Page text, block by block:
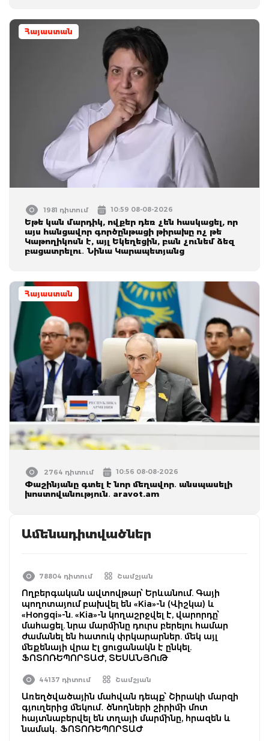
Հայաստան
1981 դիտում 10:59 08-08-2026
Եթե կան մարդիկ, ովքեր դեռ չեն հասկացել, որ
այս հանցավոր գործընթացի թիրախը ոչ թե
Կաթողիկոսն է, այլ Եկեղեցին, բան չունեմ ձեզ
բացատրելու․ Նինա Կարապետյանց
Հայաստան
2764 դիտում 10:56 08-08-2026
Փաշինյանը գտել է նոր մեղավոր․ անսպասելի
խոստովանություն․ aravot.am
Ամենադիտվածներ
78804 դիտում Շամշյան
Ողբերգական ավտովթար՝ Երևանում. Գայի
պողոտայում բախվել են «Kia»-ն (Վիշկա) և
«Hongqi»-ն. «Kia»-ն կողաշրջվել է, վարորդը՝
մահացել. նրա մարմինը դուրս բերելու համար
ժամանել են հատուկ փրկարարներ. մեկ այլ
մեքենայի վրա էլ ցուցանակն է ընկել.
ՖՈՏՈՌԵՊՈՐՏԱԺ, ՏԵՍԱՆՅՈւԹ
44137 դիտում Շամշյան
Առեղծվածային մահվան դեպք՝ Շիրակի մարզի
գյուղերից մեկում․ ծնողների շիրիմի մոտ
հայտնաբերվել են տղայի մարմինը, հրազեն և
նամակ․ ՖՈՏՈՌԵՊՈՐՏԱԺ